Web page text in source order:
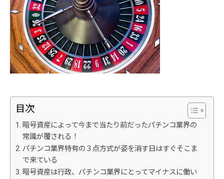
目次
暗号資産によって今まで当たり前だったパチンコ業界の
常識が覆される！
パチンコ業界特有の３点方式が姿を消す日はすぐそこま
で来ている
暗号資産は行政、パチンコ業界にとってマイナスに働い